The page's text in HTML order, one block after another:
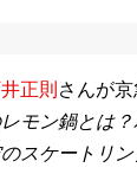
正則 さんが
モン鍋とは
のスケートリ